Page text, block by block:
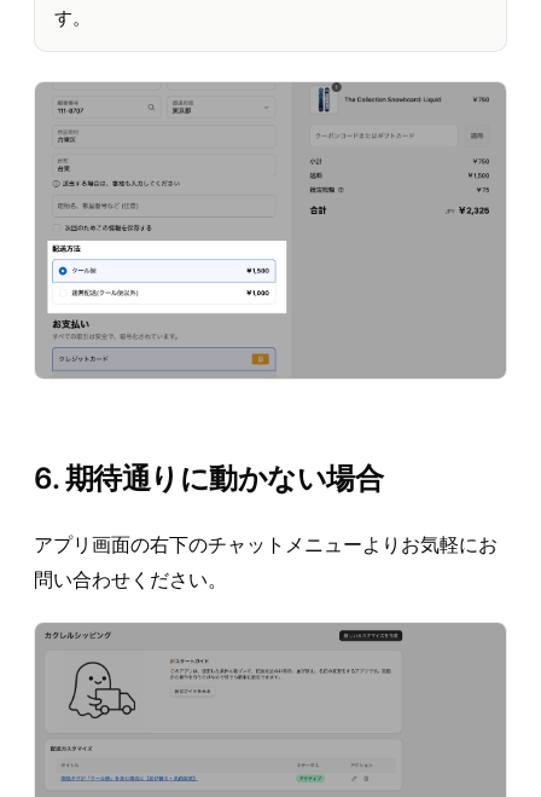
す。
6. 期待通りに動かない場合
アプリ画面の右下のチャットメニューよりお気軽にお
問い合わせください。